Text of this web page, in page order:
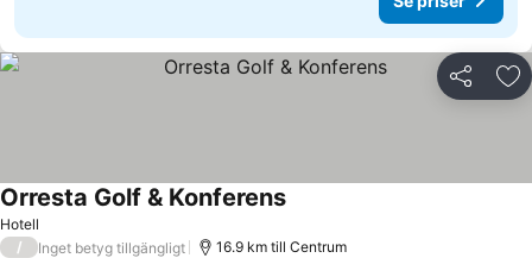
Dela
Hotell
Orresta Golf & Konferens
/ Inget betyg tillgängligt 16.9 km till Centrum